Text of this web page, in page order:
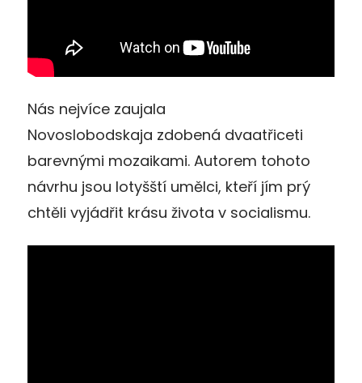
Nás nejvíce zaujala
Novoslobodskaja zdobená dvaatřiceti
barevnými mozaikami. Autorem tohoto
návrhu jsou lotyšští umělci, kteří jím prý
chtěli vyjádřit krásu života v socialismu.